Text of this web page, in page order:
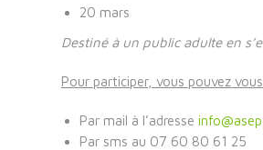
20 mars
Destiné à un public adulteen
Pour participer, vous pouvez
Par mail à l’adresse
Par sms au 07 60 80 61 25